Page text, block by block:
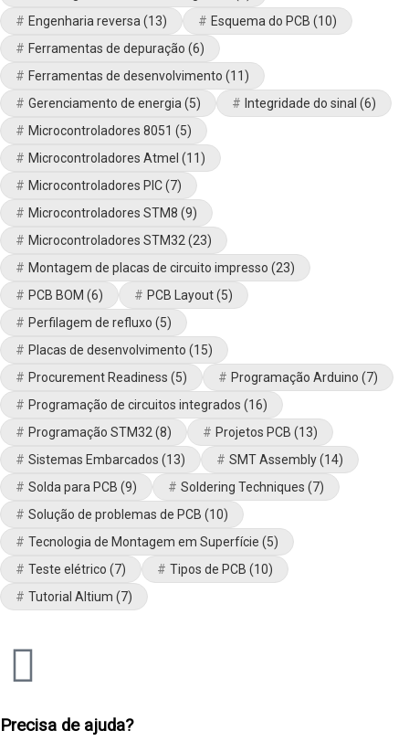
Engenharia reversa(13) Esquema do PCB (10)
Ferramentas de depuração (6)
Ferramentas de desenvolvimento (11)
Gerenciamento de energia(5) Integridade do sinal (6)
Microcontroladores 8051 (5)
Microcontroladores Atmel (11)
Microcontroladores PIC(7)
Microcontroladores STM8 (9)
Microcontroladores STM32(23)
Montagem de placas de circuito impresso (23)
PCB BOM (6) PCB Layout(5)
Perfilagem de refluxo (5)
Placas de desenvolvimento (15)
Procurement Readiness (5) Programação Arduino (7)
Programação de circuitos integrados (16)
Programação STM32(8) Projetos PCB (13)
Sistemas Embarcados (13) SMT Assembly(14)
Solda para PCB (9) Soldering Techniques (7)
Solução de problemas de PCB (10)
Tecnologia de Montagem em Superfície (5)
Teste elétrico (7) Tipos de PCB (10)
Tutorial Altium (7)
Precisa de ajuda?